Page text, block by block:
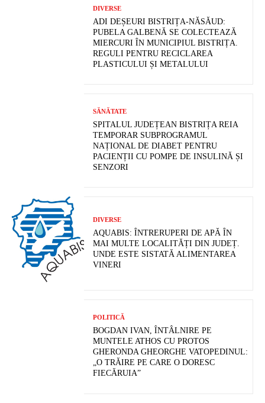
DIVERSE
ADI DEȘEURI BISTRIȚA-NĂSĂUD:
PUBELA GALBENĂ SE COLECTEAZĂ
MIERCURI ÎN MUNICIPIUL BISTRIȚA.
REGULI PENTRU RECICLAREA
PLASTICULUI ȘI METALULUI
SĂNĂTATE
SPITALUL JUDEȚEAN BISTRIȚA REIA
TEMPORAR SUBPROGRAMUL
NAȚIONAL DE DIABET PENTRU
PACIENȚII CU POMPE DE INSULINĂ ȘI
SENZORI
DIVERSE
AQUABIS: ÎNTRERUPERI DE APĂ ÎN
MAI MULTE LOCALITĂȚI DIN JUDEȚ.
UNDE ESTE SISTATĂ ALIMENTAREA
VINERI
POLITICĂ
BOGDAN IVAN, ÎNTÂLNIRE PE
MUNTELE ATHOS CU PROTOS
GHERONDA GHEORGHE VATOPEDINUL:
„O TRĂIRE PE CARE O DORESC
FIECĂRUIA”